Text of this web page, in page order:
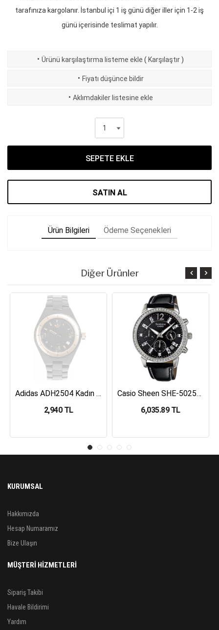
tarafınıza kargolanır. İstanbul içi 1 iş günü diğer iller için 1-2 iş
günü içerisinde teslimat yapılır.
· Ürünü karşılaştırma listeme ekle ( Karşılaştır )
· Fiyatı düşünce bildir
· Aklımdakiler listesine ekle
SEPETE EKLE
SATIN AL
Ürün Bilgileri Ödeme Seçenekleri
Diğer Ürünler
Adidas ADH2504 Kadın Kol Saati
2,940 TL
Casio Sheen SHE-5025BL-1ADR Kadın Kol Saati
6,035.89 TL
KURUMSAL
Hakkımızda
Hesap Numaramız
Bize Ulaşın
MÜŞTERİ HİZMETLERİ
Sipariş Takibi
Havale Bildirimi
Yardım